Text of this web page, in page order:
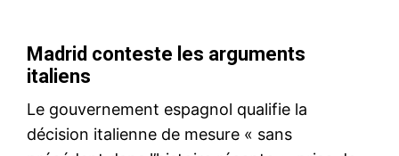
In "Nation"